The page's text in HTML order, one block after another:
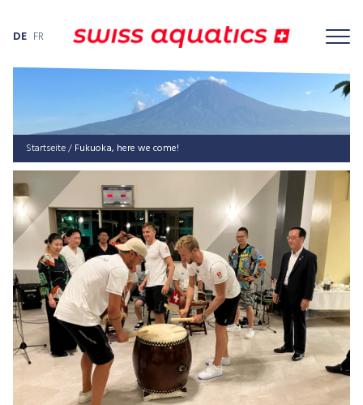
DE FR
Startseite/ Fuku­o­ka, here we come!